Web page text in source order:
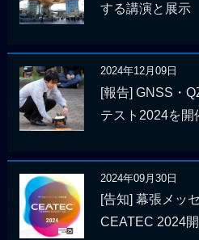
する講演と展示
2024年12月09日
[報告] GNSS・
テスト2024を開
2024年09月30日
[告知] 幕張メッ
CEATEC 2024